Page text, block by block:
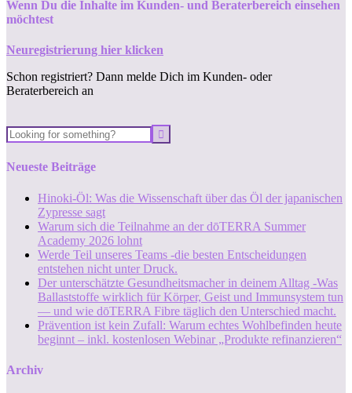
Wenn Du die Inhalte im Kunden- und Beraterbereich einsehen
möchtest
Neuregistrierung hier klicken
Schon registriert? Dann melde Dich im Kunden- oder
Beraterbereich an
Neueste Beiträge
Hinoki-Öl: Was die Wissenschaft über das Öl der japanischen
Zypresse sagt
Warum sich die Teilnahme an der dōTERRA Summer
Academy 2026 lohnt
Werde Teil unseres Teams -die besten Entscheidungen
entstehen nicht unter Druck.
Der unterschätzte Gesundheitsmacher in deinem Alltag -Was
Ballaststoffe wirklich für Körper, Geist und Immunsystem tun
— und wie dōTERRA Fibre täglich den Unterschied macht.
Prävention ist kein Zufall: Warum echtes Wohlbefinden heute
beginnt – inkl. kostenlosen Webinar „Produkte refinanzieren“
Archiv